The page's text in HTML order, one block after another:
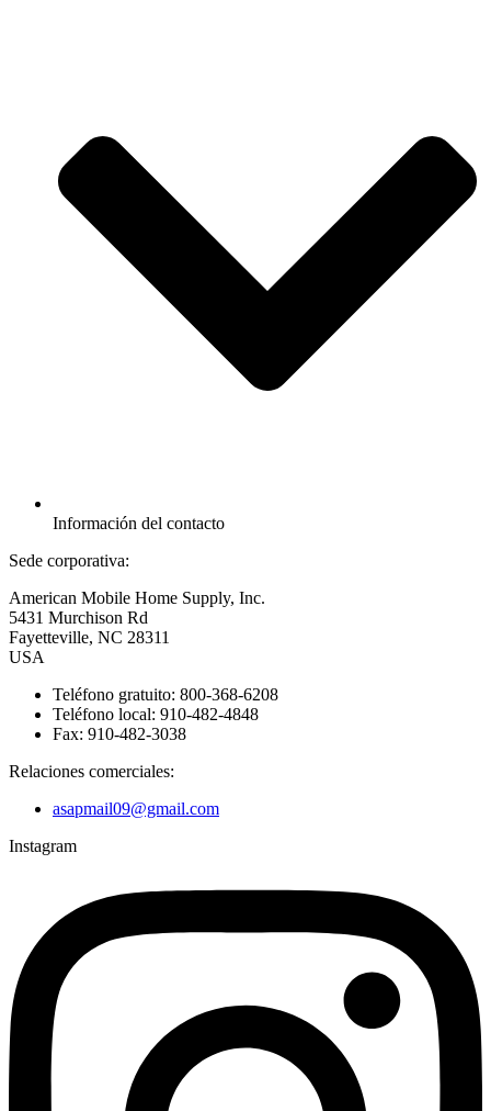
Información del contacto
Sede corporativa:
American Mobile Home Supply, Inc.
5431 Murchison Rd
Fayetteville, NC 28311
USA
Teléfono gratuito: 800-368-6208
Teléfono local: 910-482-4848
Fax: 910-482-3038
Relaciones comerciales:
asapmail09@gmail.com
Instagram